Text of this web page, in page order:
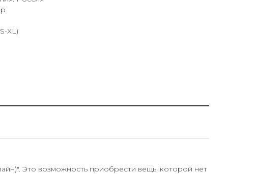
XL)
Это возможность приобрести вещь, которой нет